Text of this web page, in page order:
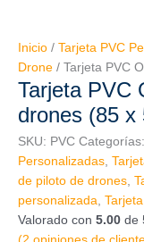
Inicio / Tarjeta PVC
Drone / Tarjeta PVC
Tarjeta PVC
drones (85 x
SKU: PVC Categorías:
Personalizadas,
de piloto de drones,
personalizada,
Valorado con 5.00 de
de
drones
(85
x
mm)
cantidad